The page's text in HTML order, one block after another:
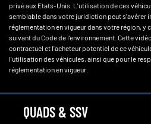
privé aux Etats-Unis. L'utilisation de ces
semblable dans votre juridiction peut s'avérer
réglementation en vigueur dans votre région, y
suivant du Code de l'environnement. Cette
contractuel et l'acheteur potentiel de ce
l'utilisation des véhicules, ainsi que pour le
réglementation en vigueur.
QUADS & SSV